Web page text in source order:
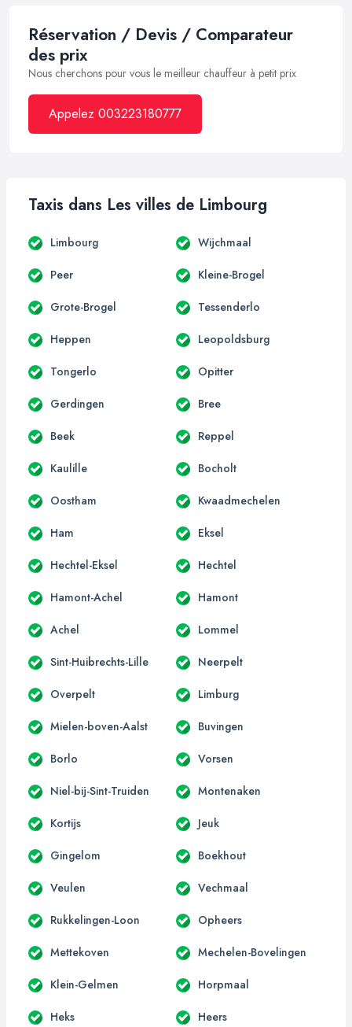
Réservation / Devis / Comparateur
des prix
Nous cherchons pour vous le meilleur chauffeur à petit prix
Appelez 003223180777
Taxis dans Les villes de Limbourg
Limbourg Wijchmaal
Peer Kleine-Brogel
Grote-Brogel Tessenderlo
Heppen Leopoldsburg
Tongerlo Opitter
Gerdingen Bree
Beek Reppel
Kaulille Bocholt
Oostham Kwaadmechelen
Ham Eksel
Hechtel-Eksel Hechtel
Hamont-Achel Hamont
Achel Lommel
Sint-Huibrechts-Lille Neerpelt
Overpelt Limburg
Mielen-boven-Aalst Buvingen
Borlo Vorsen
Niel-bij-Sint-Truiden Montenaken
Kortijs Jeuk
Gingelom Boekhout
Veulen Vechmaal
Rukkelingen-Loon Opheers
Mettekoven Mechelen-Bovelingen
Klein-Gelmen Horpmaal
Heks Heers